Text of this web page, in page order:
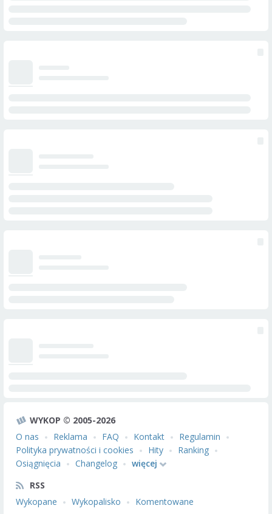
WYKOP © 2005-2026
O nas
Reklama FAQ Kontakt
Regulamin
Polityka prywatności i cookies
Hity
Ranking
Osiągnięcia
Changelog
więcej
RSS
Wykopane
Wykopalisko Komentowane